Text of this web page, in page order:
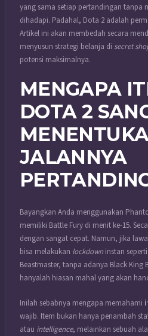
yang sama setiap pertandingan tanpa
dihadapi. Padahal, Dota 2 adalah
Artikel ini akan membedah secara
menyusun strategi belanja di secret
potensi maksimalnya.
MENGAPA
DOTA 2
JALANNYA
Bayangkan Anda menggunakan
memiliki Battle Fury di menit ke-15.
dengan sangat cepat. Namun, jika
bisa melakukan lockdown instan
Beastmaster, tanpa adanya Black King
hanyalah hiasan mahal yang akan
Inilah sebabnya mengapa memahami
wajib. Item bukan hanya penambah
atau intelligence, melainkan sebuah